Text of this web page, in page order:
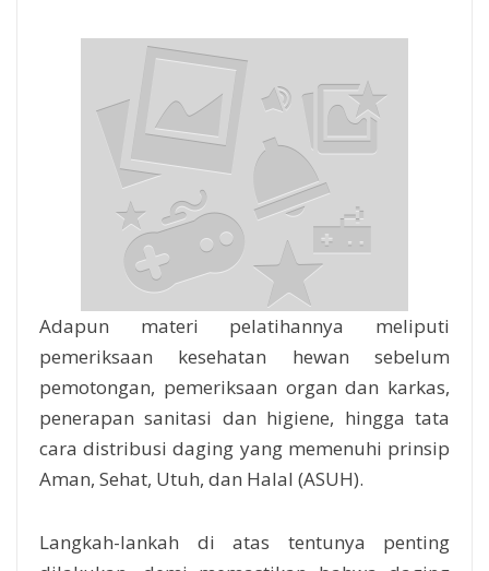
Adapun materi pelatihannya meliputi
pemeriksaan kesehatan hewan sebelum
pemotongan, pemeriksaan organ dan karkas,
penerapan sanitasi dan higiene, hingga tata
cara distribusi daging yang memenuhi prinsip
Aman, Sehat, Utuh, dan Halal (ASUH).
Langkah-lankah di atas tentunya penting